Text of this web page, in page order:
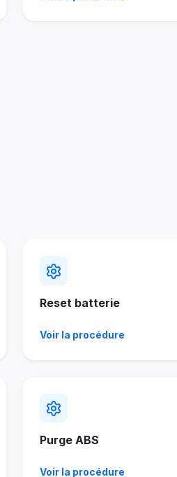
Reset batterie
Voir la procédure
Purge ABS
Voir la procédure